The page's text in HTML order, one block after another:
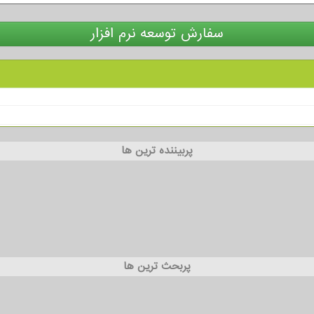
سفارش توسعه نرم افزار
پربیننده ترین ها
پربحث ترین ها